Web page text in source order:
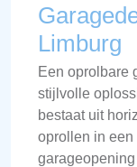
Limburg
Een oprolbare
stijlvolle
bestaat uit
oprollen in een